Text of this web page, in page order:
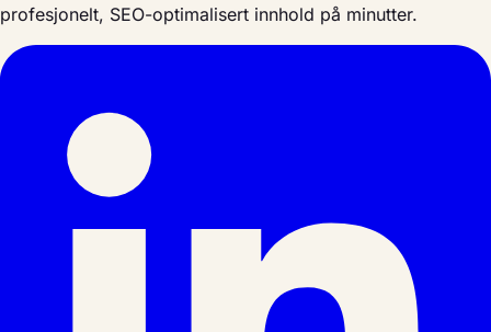
profesjonelt, SEO-optimalisert innhold på minutter.